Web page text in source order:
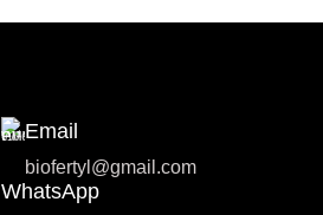
Email
biofertyl@gmail.com
WhatsApp